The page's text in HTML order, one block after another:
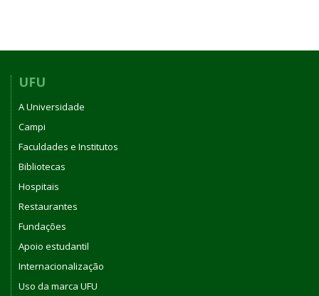
UFU
A Universidade
Campi
Faculdades e Institutos
Bibliotecas
Hospitais
Restaurantes
Fundações
Apoio estudantil
Internacionalização
Uso da marca UFU